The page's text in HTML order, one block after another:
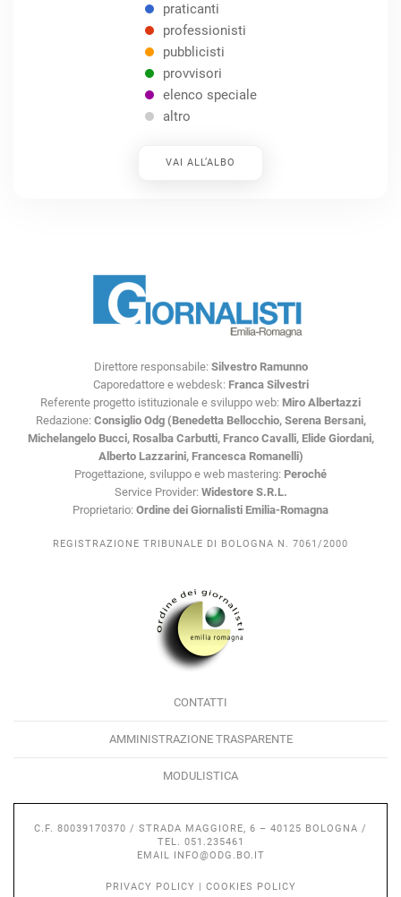
praticanti
professionisti
pubblicisti
provvisori
elenco speciale
altro
VAI ALL’ALBO
Direttore responsabile: Silvestro Ramunno
Caporedattore e webdesk: Franca Silvestri
Referente progetto istituzionale e sviluppo web: Miro Albertazzi
Redazione: Consiglio Odg (Benedetta Bellocchio, Serena Bersani,
Michelangelo Bucci, Rosalba Carbutti, Franco Cavalli, Elide Giordani,
Alberto Lazzarini, Francesca Romanelli)
Progettazione, sviluppo e web mastering: Peroché
Service Provider: Widestore S.R.L.
Proprietario: Ordine dei Giornalisti Emilia-Romagna
REGISTRAZIONE TRIBUNALE DI BOLOGNA N. 7061/2000
CONTATTI
AMMINISTRAZIONE TRASPARENTE
MODULISTICA
C.F. 80039170370 / STRADA MAGGIORE, 6 – 40125 BOLOGNA /
TEL. 051.235461
EMAIL INFO@ODG.BO.IT
PRIVACY POLICY | COOKIES POLICY